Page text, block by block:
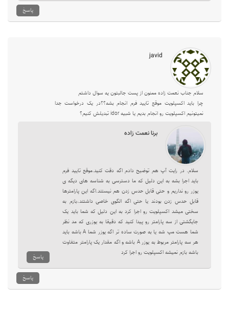
پاسخ
javid
سلام جناب نعمت زاده ممنون از پست جالبتون یه سوال داشتم
چرا باید اکسپلویت موقع تایید فرم انجام بشه؟؟در یک درخواست جدا
نمیتونیم اکسپلویت رو انجام بدیم یا شبیه idor تبدیلش کنیم؟
پاسخ
برنا نعمت‌ زاده
سلام. در رایت آپ هم توضیح دادم اگه دقت کنید.موقع تایید فرم
باید اجرا بشه به این دلیل که ما دسترسی به شناسه های دیگه ی
یوزر رو نداریم و حتی قابل حدس زدن هم نیستند.اگه این پارامترها
قابل حدس زدن بودند یا حتی اگه الگوی خاصی داشتند،بازم به
سختی میشد اکسپلویت رو اجرا کرد به این دلیل که شما باید یک
جایگشتی از سه پارامتر رو پیدا کنید که دقیقا به یوزری که مد نظر
شما هست مپ شه یا به صورت ساده تر اگه یوزر شما A باشه باید
هر سه پارامتر مربوط به یوزر A باشه و اگه مقدار یک پارامتر متفاوت
باشه بازم نمیشه اکسپلویت رو اجرا کرد
پاسخ